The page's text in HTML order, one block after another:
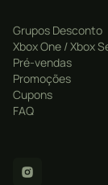
Gráficos e
densas,
completam
Caça ao
Grupos Desconto
Xbox One / Xbox
Pré-vendas
Promoções
Cupons
FAQ